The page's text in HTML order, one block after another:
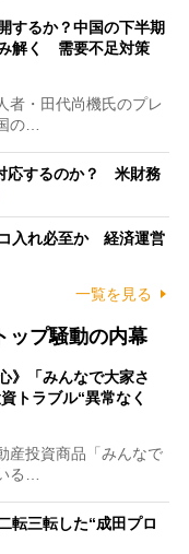
するか？中国の下半期
解く 需要不足対策
・田代尚機氏のプレ
の…
応するのか？ 米財務
入れ必至か 経済運営
一覧を見る
ップ騒動の内幕
》「みんなで大家さ
トラブル“異常なく
産投資商品「みんなで
る…
転三転した“成田プロ